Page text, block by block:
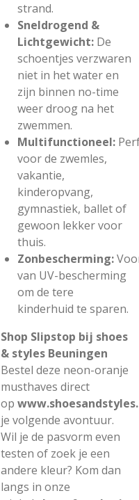
strand.
Sneldrogend &
Lichtgewicht: De
schoentjes verzwaren
niet in het water en
zijn binnen no-time
weer droog na het
zwemmen.
Multifunctioneel:
voor de zwemles,
vakantie,
kinderopvang,
gymnastiek, ballet of
gewoon lekker voor
thuis.
Zonbescherming:
van UV-bescherming
om de tere
kinderhuid te sparen.
Shop Slipstop bij shoes
& styles Beuningen
Bestel deze neon-oranje
musthaves direct
op
je volgende avontuur.
Wil je de pasvorm even
testen of zoek je een
andere kleur? Kom dan
langs in onze